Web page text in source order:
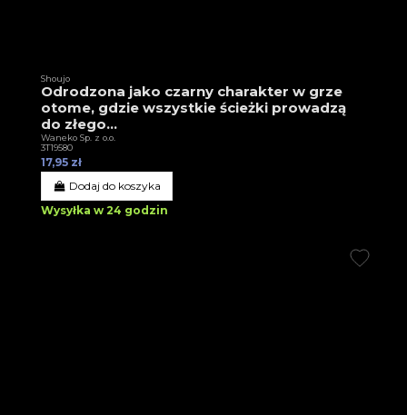
Shoujo
Odrodzona jako czarny charakter w grze
otome, gdzie wszystkie ścieżki prowadzą
do złego...
Waneko Sp. z o.o.
3T19580
17,95 zł
Dodaj do koszyka
Wysyłka w 24 godzin